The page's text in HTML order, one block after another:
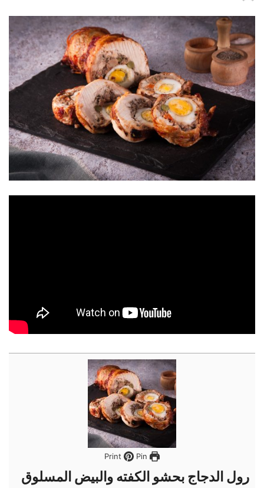
Pin
رول الدجاج بحشو الكفته والبيض المسلوق